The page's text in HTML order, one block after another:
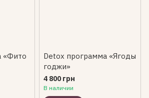
«Фито
Detox программа «Ягоды
годжи»
4 800 грн
В наличии